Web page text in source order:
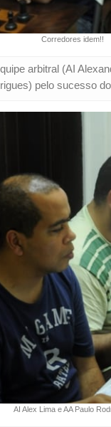
Corredores idem!!
arbitral (AI
pelo sucesso
AI Alex Lima e AA Paulo